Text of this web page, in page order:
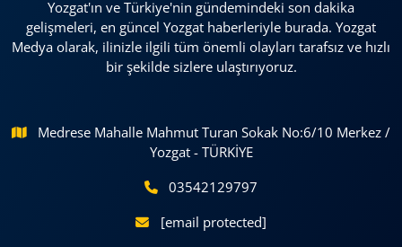
Yozgat'ın ve Türkiye'nin gündemindeki son dakika
gelişmeleri, en güncel Yozgat haberleriyle burada. Yozgat
Medya olarak, ilinizle ilgili tüm önemli olayları tarafsız ve hızlı
bir şekilde sizlere ulaştırıyoruz.
Medrese Mahalle Mahmut Turan Sokak No:6/10 Merkez /
Yozgat - TÜRKİYE
03542129797
[email protected]